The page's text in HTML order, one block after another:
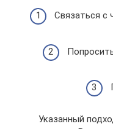
Связаться с
Указанный